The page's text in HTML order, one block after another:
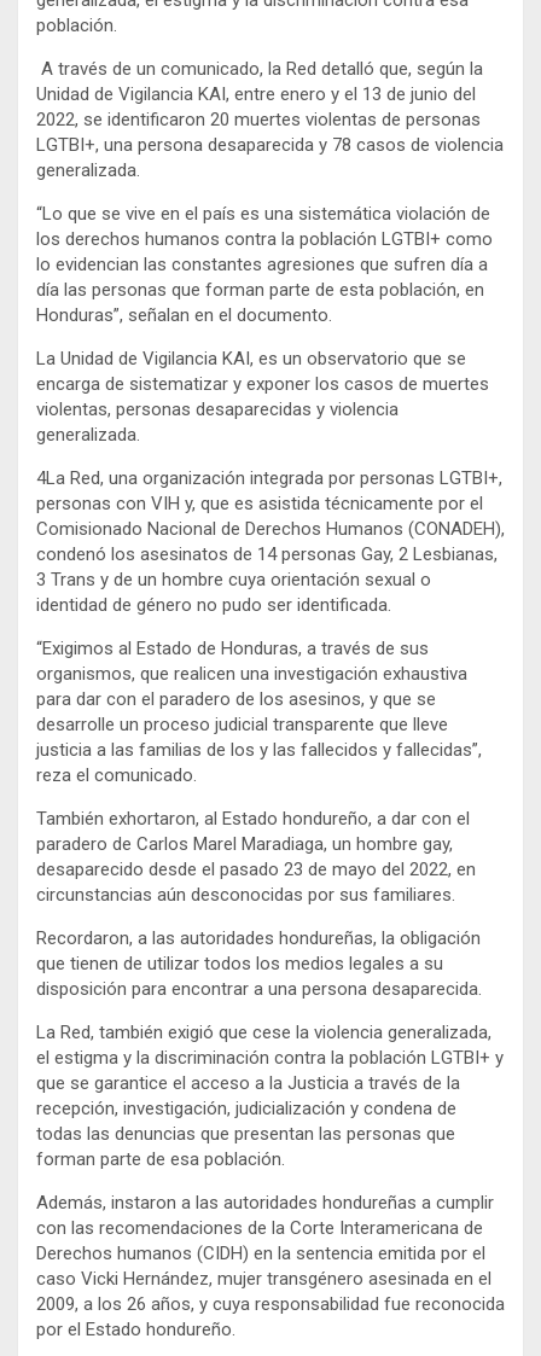
población.
A través de un comunicado, la Red detalló que, según la
Unidad de Vigilancia KAI, entre enero y el 13 de junio del
2022, se identificaron 20 muertes violentas de personas
LGTBI+, una persona desaparecida y 78 casos de violencia
generalizada.
“Lo que se vive en el país es una sistemática violación de
los derechos humanos contra la población LGTBI+ como
lo evidencian las constantes agresiones que sufren día a
día las personas que forman parte de esta población, en
Honduras”, señalan en el documento.
La Unidad de Vigilancia KAI, es un observatorio que se
encarga de sistematizar y exponer los casos de muertes
violentas, personas desaparecidas y violencia
generalizada.
4La Red, una organización integrada por personas LGTBI+,
personas con VIH y, que es asistida técnicamente por el
Comisionado Nacional de Derechos Humanos (CONADEH),
condenó los asesinatos de 14 personas Gay, 2 Lesbianas,
3 Trans y de un hombre cuya orientación sexual o
identidad de género no pudo ser identificada.
“Exigimos al Estado de Honduras, a través de sus
organismos, que realicen una investigación exhaustiva
para dar con el paradero de los asesinos, y que se
desarrolle un proceso judicial transparente que lleve
justicia a las familias de los y las fallecidos y fallecidas”,
reza el comunicado.
También exhortaron, al Estado hondureño, a dar con el
paradero de Carlos Marel Maradiaga, un hombre gay,
desaparecido desde el pasado 23 de mayo del 2022, en
circunstancias aún desconocidas por sus familiares.
Recordaron, a las autoridades hondureñas, la obligación
que tienen de utilizar todos los medios legales a su
disposición para encontrar a una persona desaparecida.
La Red, también exigió que cese la violencia generalizada,
el estigma y la discriminación contra la población LGTBI+ y
que se garantice el acceso a la Justicia a través de la
recepción, investigación, judicialización y condena de
todas las denuncias que presentan las personas que
forman parte de esa población.
Además, instaron a las autoridades hondureñas a cumplir
con las recomendaciones de la Corte Interamericana de
Derechos humanos (CIDH) en la sentencia emitida por el
caso Vicki Hernández, mujer transgénero asesinada en el
2009, a los 26 años, y cuya responsabilidad fue reconocida
por el Estado hondureño.